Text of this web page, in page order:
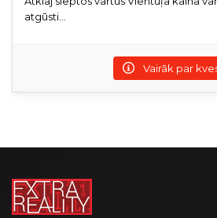
atgūsti...
Vairāk par